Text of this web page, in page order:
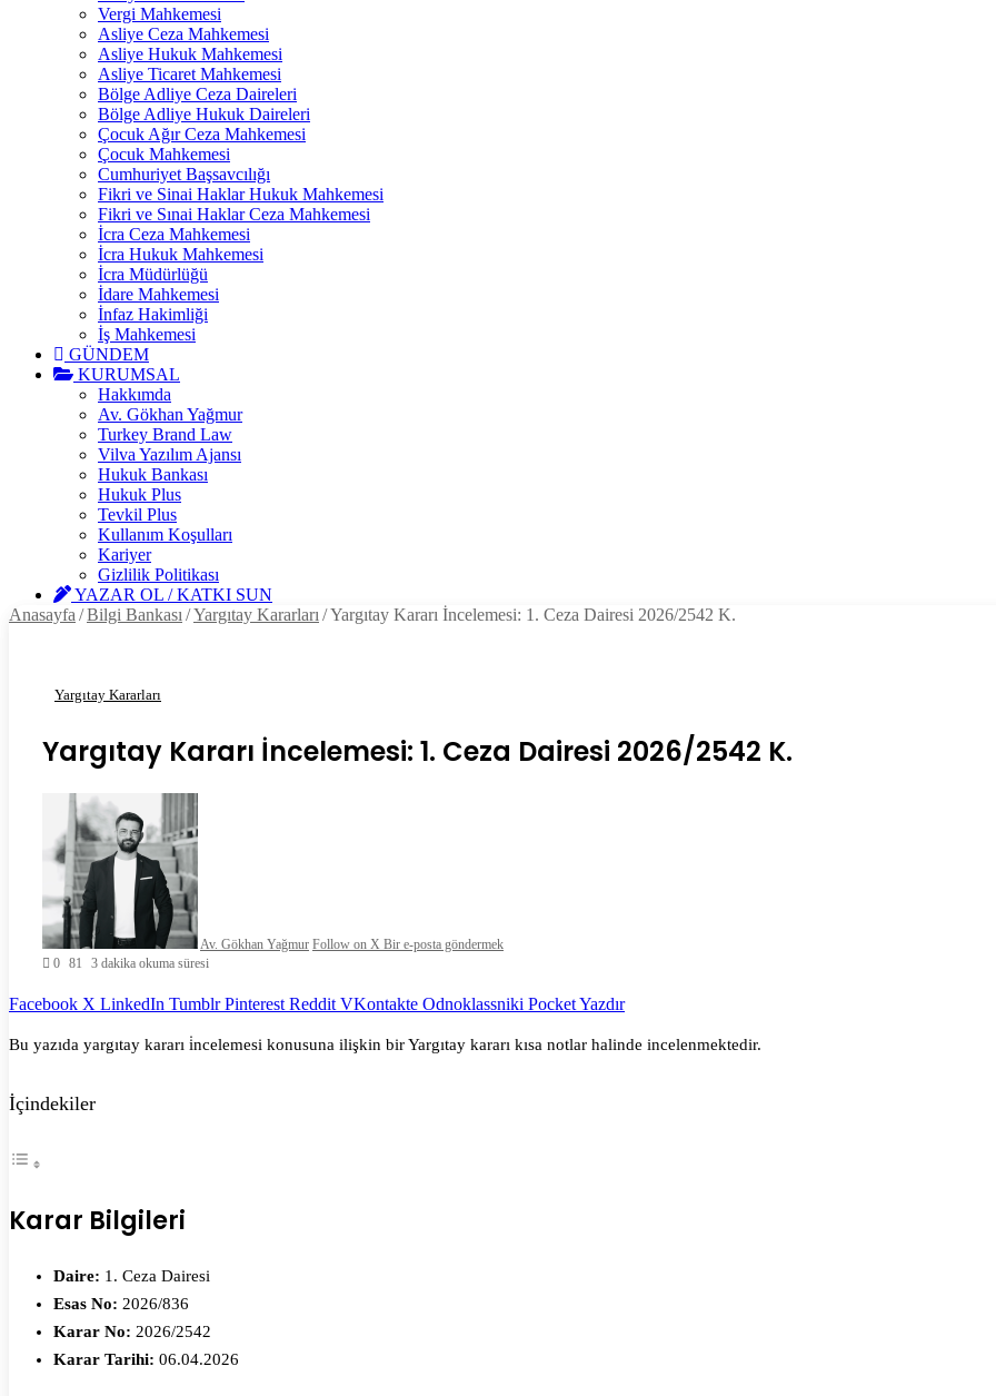
Vergi Mahkemesi
Asliye Ceza Mahkemesi
Asliye Hukuk Mahkemesi
Asliye Ticaret Mahkemesi
Bölge Adliye Ceza Daireleri
Bölge Adliye Hukuk Daireleri
Çocuk Ağır Ceza Mahkemesi
Çocuk Mahkemesi
Cumhuriyet Başsavcılığı
Fikri ve Sinai Haklar Hukuk Mahkemesi
Fikri ve Sınai Haklar Ceza Mahkemesi
İcra Ceza Mahkemesi
İcra Hukuk Mahkemesi
İcra Müdürlüğü
İdare Mahkemesi
İnfaz Hakimliği
İş Mahkemesi
GÜNDEM
KURUMSAL
Hakkımda
Av. Gökhan Yağmur
Turkey Brand Law
Vilva Yazılım Ajansı
Hukuk Bankası
Hukuk Plus
Tevkil Plus
Kullanım Koşulları
Kariyer
Gizlilik Politikası
YAZAR OL / KATKI SUN
Anasayfa /Bilgi Bankası /Yargıtay Kararları /Yargıtay Kararı İncelemesi: 1. Ceza Dairesi 2026/2542 K.
Yargıtay Kararları
Yargıtay Kararı İncelemesi: 1. Ceza Dairesi 2026/2542 K.
Av. Gökhan Yağmur Follow on X Bir e-posta göndermek
0 81 3 dakika okuma süresi
Facebook X LinkedIn Tumblr Pinterest Reddit VKontakte Odnoklassniki PocketYazdır
Bu yazıda yargıtay kararı i̇ncelemesi konusuna ilişkin bir Yargıtay kararı kısa notlar halinde incelenmektedir.
İçindekiler
Karar Bilgileri
Daire: 1. Ceza Dairesi
Esas No: 2026/836
Karar No: 2026/2542
Karar Tarihi: 06.04.2026